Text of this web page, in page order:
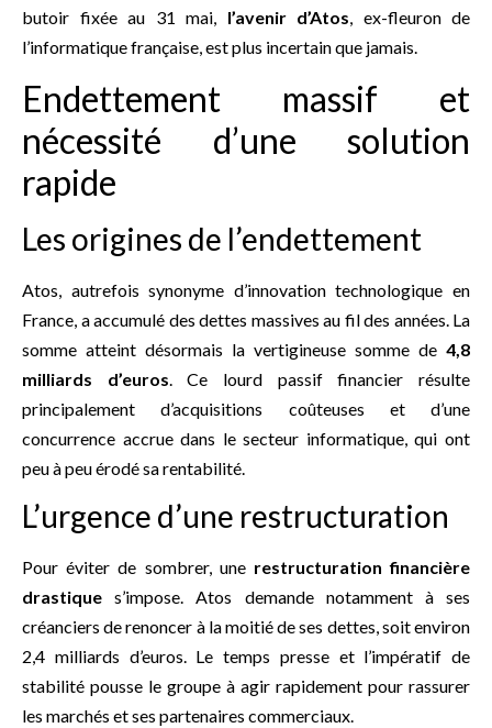
butoir fixée au 31 mai, l’avenir d’Atos, ex-fleuron de
l’informatique française, est plus incertain que jamais.
Endettement massif et
nécessité d’une solution
rapide
Les origines de l’endettement
Atos, autrefois synonyme d’innovation technologique en
France, a accumulé des dettes massives au fil des années. La
somme atteint désormais la vertigineuse somme de 4,8
milliards d’euros . Ce lourd passif financier résulte
principalement d’acquisitions coûteuses et d’une
concurrence accrue dans le secteur informatique, qui ont
peu à peu érodé sa rentabilité.
L’urgence d’une restructuration
Pour éviter de sombrer, une restructuration financière
drastique s’impose. Atos demande notamment à ses
créanciers de renoncer à la moitié de ses dettes, soit environ
2,4 milliards d’euros. Le temps presse et l’impératif de
stabilité pousse le groupe à agir rapidement pour rassurer
les marchés et ses partenaires commerciaux.